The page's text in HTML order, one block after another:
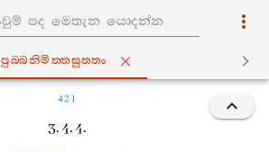
පුබ‍්බනිමිත‍්තසුත‍්තං
421
3. 4. 4.